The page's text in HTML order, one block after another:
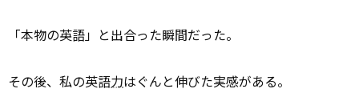
「本物の英語」と出合った瞬間だった。
その後、私の英語力はぐんと伸びた実感がある。